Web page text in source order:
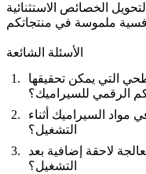
الخصائص الاستثنائية
الأسئلة الشائعة
التي يمكن تحقيقها
الرقمي للسيراميك؟
السيراميك أثناء
التشغيل؟
لاحقة إضافية بعد
التشغيل؟